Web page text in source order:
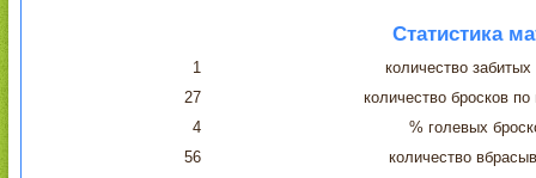
Статистика
1
количество
27
количество бросков по
4
% голевых
56
количество